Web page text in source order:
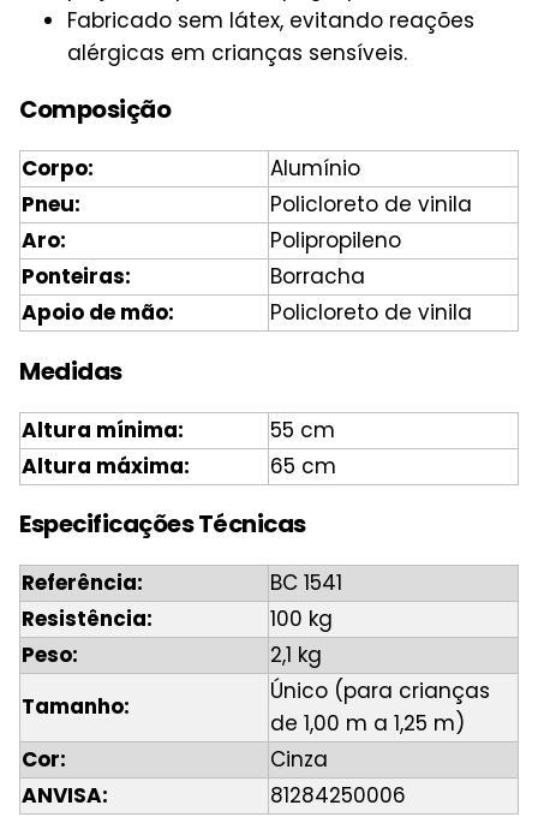
Fabricado sem látex, evitando reações
alérgicas em crianças sensíveis.
Composição
Corpo:
Alumínio
Pneu:
Policloreto de vinila
Aro:
Polipropileno
Ponteiras:
Borracha
Apoio de mão:
Policloreto de vinila
Medidas
Altura mínima:
55 cm
Altura máxima:
65 cm
Especificações Técnicas
Referência:
BC 1541
Resistência:
100 kg
Peso:
2,1 kg
Tamanho:
Único (para crianças
de 1,00 m a 1,25 m)
Cor:
Cinza
ANVISA:
81284250006